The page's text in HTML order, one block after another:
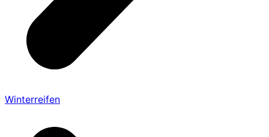
Winterreifen